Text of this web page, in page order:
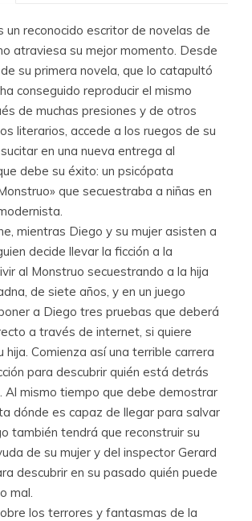
un reconocido escritor de novelas de
atraviesa su mejor momento. Desde
su primera novela, que lo catapultó
conseguido reproducir el mismo
de muchas presiones y de otros
literarios, accede a los ruegos de su
en una nueva entrega al
debe su éxito: un psicópata
que secuestraba a niñas en
mientras Diego y su mujer asisten a
decide llevar la ficción a la
al Monstruo secuestrando a la hija
de siete años, y en un juego
a Diego tres pruebas que deberá
a través de internet, si quiere
hija. Comienza así una terrible carrera
para descubrir quién está detrás
Al mismo tiempo que debe demostrar
dónde es capaz de llegar para salvar
también tendrá que reconstruir su
de su mujer y del inspector Gerard
descubrir en su pasado quién puede
mal.
los terrores y fantasmas de la